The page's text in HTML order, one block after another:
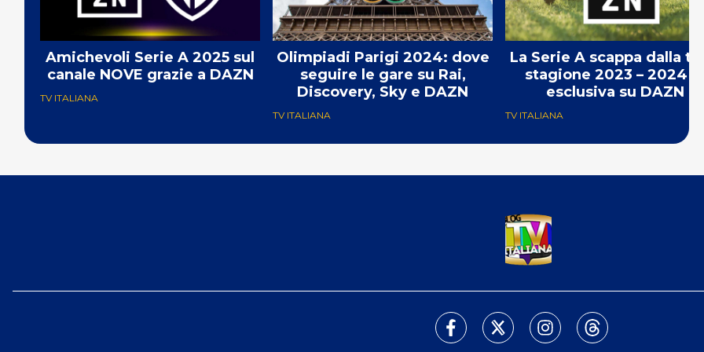
Amichevoli Serie A 2025 sul
canale NOVE grazie a DAZN
TV ITALIANA
Olimpiadi Parigi 2024: dove
seguire le gare su Rai,
Discovery, Sky e DAZN
TV ITALIANA
La Serie A scappa dalla tv:
stagione 2023 – 2024 in
esclusiva su DAZN
TV ITALIANA